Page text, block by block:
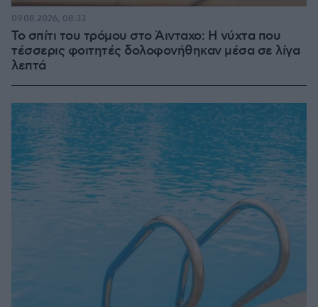
Το σπίτι του τρόμου στο Άινταχο: Η νύχτα που
τέσσερις φοιτητές δολοφονήθηκαν μέσα σε λίγα
λεπτά
09.08.2026, 08:33